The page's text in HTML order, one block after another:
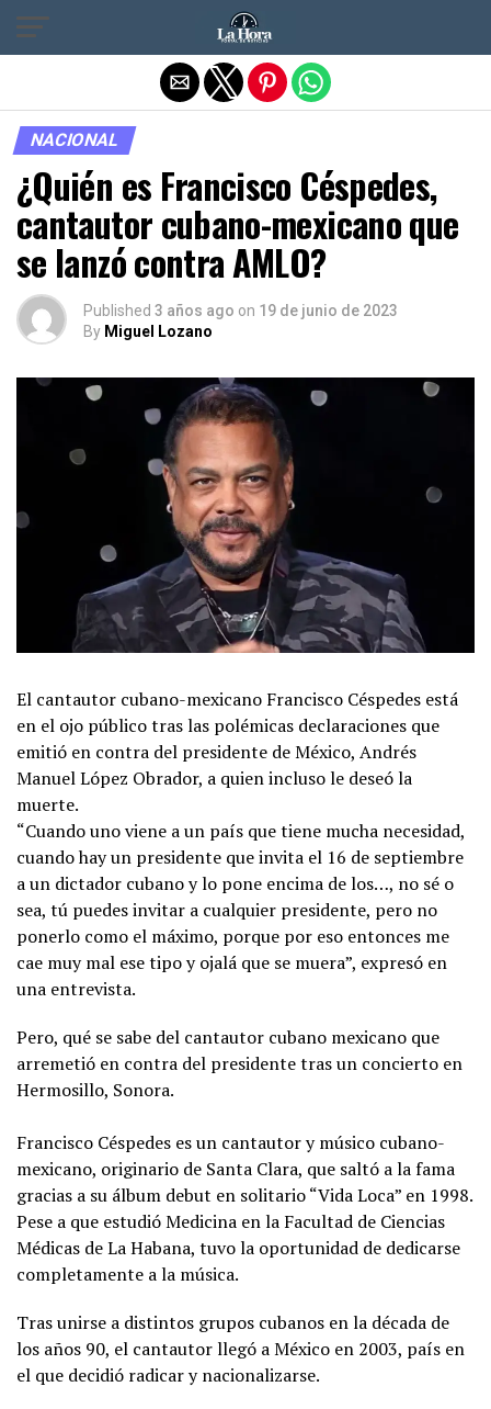
NACIONAL
¿Quién es Francisco Céspedes,
cantautor cubano-mexicano que
se lanzó contra AMLO?
Published 3 años ago on 19 de junio de 2023
By Miguel Lozano
El cantautor cubano-mexicano Francisco Céspedes está
en el ojo público tras las polémicas declaraciones que
emitió en contra del presidente de México, Andrés
Manuel López Obrador, a quien incluso le deseó la
muerte.
“Cuando uno viene a un país que tiene mucha necesidad,
cuando hay un presidente que invita el 16 de septiembre
a un dictador cubano y lo pone encima de los…, no sé o
sea, tú puedes invitar a cualquier presidente, pero no
ponerlo como el máximo, porque por eso entonces me
cae muy mal ese tipo y ojalá que se muera”, expresó en
una entrevista.
Pero, qué se sabe del cantautor cubano mexicano que
arremetió en contra del presidente tras un concierto en
Hermosillo, Sonora.
Francisco Céspedes es un cantautor y músico cubano-
mexicano, originario de Santa Clara, que saltó a la fama
gracias a su álbum debut en solitario “Vida Loca” en 1998.
Pese a que estudió Medicina en la Facultad de Ciencias
Médicas de La Habana, tuvo la oportunidad de dedicarse
completamente a la música.
Tras unirse a distintos grupos cubanos en la década de
los años 90, el cantautor llegó a México en 2003, país en
el que decidió radicar y nacionalizarse.
Salir de la versión móvil